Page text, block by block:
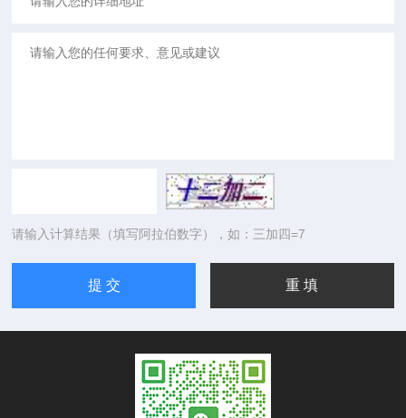
请输入计算结果（填写阿拉伯数字），如：三加四=7